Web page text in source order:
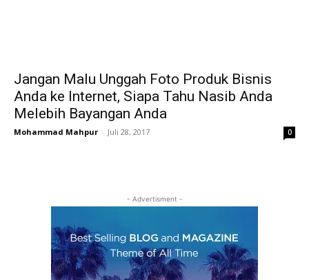
Jangan Malu Unggah Foto Produk Bisnis
Anda ke Internet, Siapa Tahu Nasib Anda
Melebih Bayangan Anda
Mohammad Mahpur - Juli 28, 2017 0
- Advertisment -